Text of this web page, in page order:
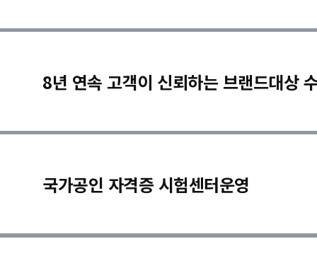
8년 연속 고객이 신뢰하는 브랜드대상
국가공인 자격증 시험센터운영